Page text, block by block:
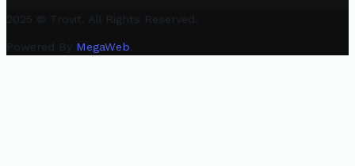
2025 © Trovit. All Rights Reserved.
Powered By MegaWeb